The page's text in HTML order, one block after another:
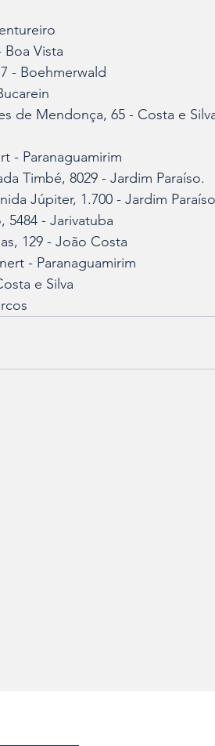
Boa Vista
- Boehmerwald
de Mendonça, 65 - Costa e
- Paranaguamirim
Timbé, 8029 - Jardim Paraíso.
Júpiter, 1.700 - Jardim Paraíso
5484 - Jarivatuba
129 - João Costa
- Paranaguamirim
e Silva